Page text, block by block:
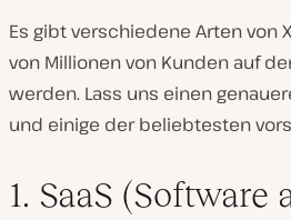
Es gibt verschiedene Arten von
von Millionen von Kunden auf
werden. Lass uns einen
und einige der beliebtesten
1. SaaS (Software